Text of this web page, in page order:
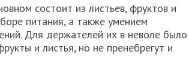
состоит из листьев, фруктов и
питания, а также умением
Для держателей их в неволе было
и листья, но не пренебрегут и